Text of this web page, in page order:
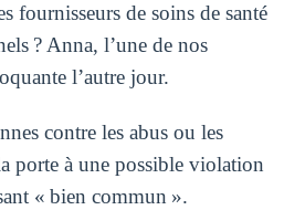
fournisseurs de soins de santé
? Anna, l’une de nos
l’autre jour.
contre les abus ou les
porte à une possible violation
« bien commun ».